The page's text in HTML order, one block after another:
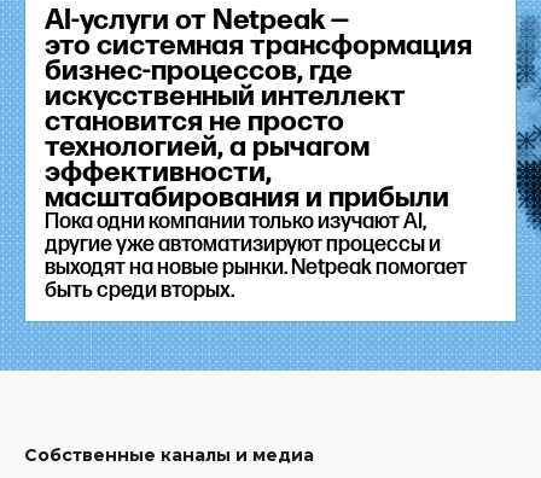
AI-услуги от Netpeak —
это системная трансформация
бизнес-процессов, где
искусственный интеллект
становится не просто
технологией, а рычагом
эффективности,
масштабирования и прибыли
Пока одни компании только изучают AI,
другие уже автоматизируют процессы и
выходят на новые рынки. Netpeak помогает
быть среди вторых.
Собственные каналы и медиа